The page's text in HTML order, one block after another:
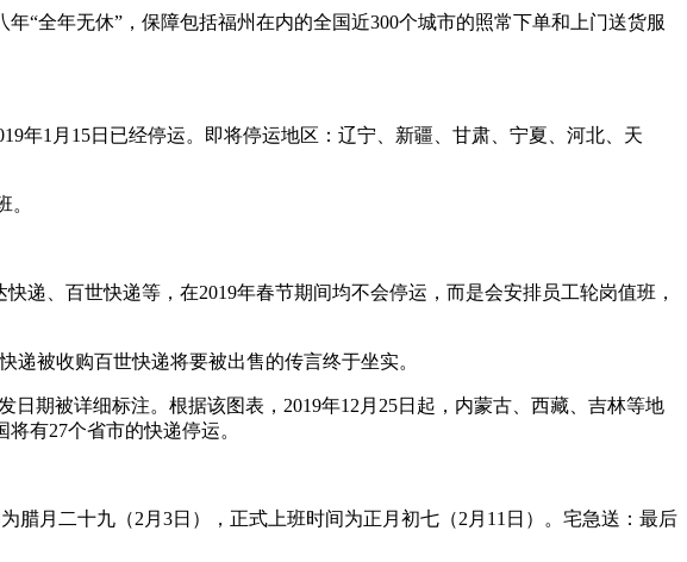
“全年无休”，保障包括福州在内的全国近300个城市的照常下单和上门送货服
年1月15日已经停运。即将停运地区：辽宁、新疆、甘肃、宁夏、河北、天
。
递、百世快递等，在2019年春节期间均不会停运，而是会安排员工轮岗值班，
递被收购百世快递将要被出售的传言终于坐实。
期被详细标注。根据该图表，2019年12月25日起，内蒙古、西藏、吉林等地
有27个省市的快递停运。
腊月二十九（2月3日），正式上班时间为正月初七（2月11日）。宅急送：最后